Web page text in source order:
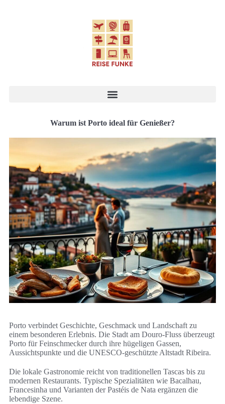
Warum ist Porto ideal für Genießer?
Porto verbindet Geschichte, Geschmack und Landschaft zu
einem besonderen Erlebnis. Die Stadt am Douro-Fluss überzeugt
Porto für Feinschmecker durch ihre hügeligen Gassen,
Aussichtspunkte und die UNESCO-geschützte Altstadt Ribeira.
Die lokale Gastronomie reicht von traditionellen Tascas bis zu
modernen Restaurants. Typische Spezialitäten wie Bacalhau,
Francesinha und Varianten der Pastéis de Nata ergänzen die
lebendige Szene.